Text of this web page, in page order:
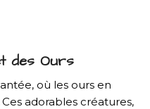
des Ours
où les ours en
adorables créatures,